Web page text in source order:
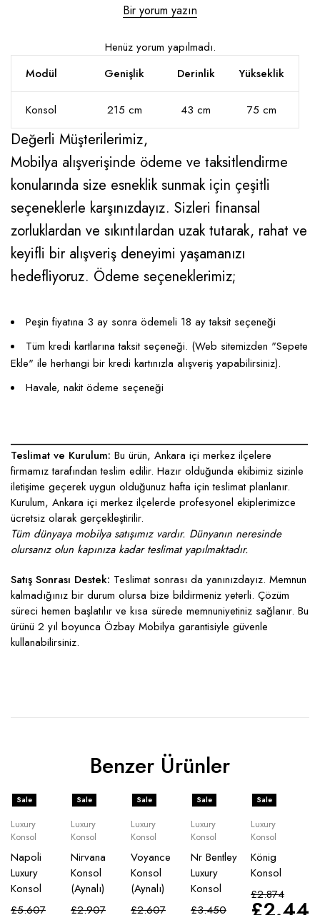
Bir yorum yazın
Henüz yorum yapılmadı.
Modül
Genişlik Derinlik Yükseklik
Konsol 215 cm 43 cm 75 cm
Değerli Müşterilerimiz,
Mobilya alışverişinde ödeme ve taksitlendirme
konularında size esneklik sunmak için çeşitli
seçeneklerle karşınızdayız. Sizleri finansal
zorluklardan ve sıkıntılardan uzak tutarak, rahat ve
keyifli bir alışveriş deneyimi yaşamanızı
hedefliyoruz. Ödeme seçeneklerimiz;
Peşin fiyatına 3 ay sonra ödemeli 18 ay taksit seçeneği
Tüm kredi kartlarına taksit seçeneği. (Web sitemizden "Sepete
Ekle" ile herhangi bir kredi kartınızla alışveriş yapabilirsiniz).
Havale, nakit ödeme seçeneği
____________________________________________________
Teslimat ve Kurulum: Bu ürün, Ankara içi merkez ilçelere
firmamız tarafından teslim edilir. Hazır olduğunda ekibimiz sizinle
iletişime geçerek uygun olduğunuz hafta için teslimat planlanır.
Kurulum, Ankara içi merkez ilçelerde profesyonel ekiplerimizce
ücretsiz olarak gerçekleştirilir.
Tüm dünyaya mobilya satışımız vardır. Dünyanın neresinde
olursanız olun kapınıza kadar teslimat yapılmaktadır.
Satış Sonrası Destek: Teslimat sonrası da yanınızdayız. Memnun
kalmadığınız bir durum olursa bize bildirmeniz yeterli. Çözüm
süreci hemen başlatılır ve kısa sürede memnuniyetiniz sağlanır. Bu
ürünü 2 yıl boyunca Özbay Mobilya garantisiyle güvenle
kullanabilirsiniz.
Benzer Ürünler
Sale
Luxury
Konsol
Napoli
Luxury
Konsol
£5.607
Sale
Luxury
Konsol
Nirvana
Konsol
(Aynalı)
£2.907
Sale
Luxury
Konsol
Voyance
Konsol
(Aynalı)
£2.607
Sale
Luxury
Konsol
Nr Bentley
Luxury
Konsol
£3.450
Sale
Luxury
Konsol
König
Konsol
£2.874